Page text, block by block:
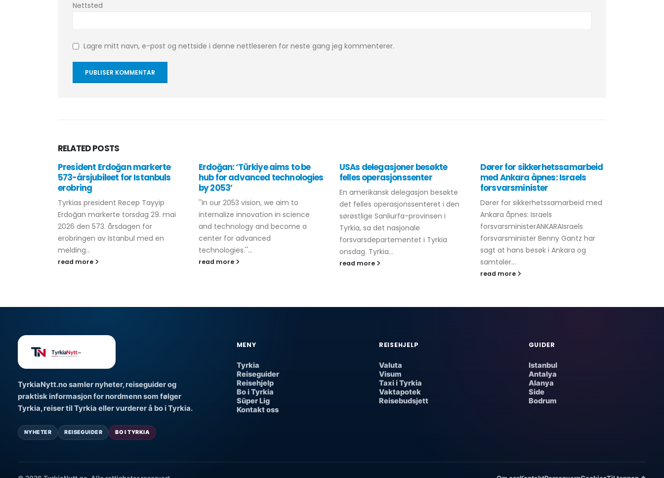
Nettsted
Lagre mitt navn, e-post og nettside i denne nettleseren for neste gang jeg kommenterer.
RELATEDPOSTS
President Erdoğan markerte
573-årsjubileet for Istanbuls
erobring
Tyrkias president Recep Tayyip
Erdoğan markerte torsdag 29. mai
2026 den 573. årsdagen for
erobringen av Istanbul med en
melding...
read more
Erdoğan: ‘Türkiye aims to be
hub for advanced technologies
by 2053’
''In our 2053 vision, we aim to
internalize innovation in science
and technology and become a
center for advanced
technologies.''...
read more
USAs delegasjoner besøkte
felles operasjonssenter
En amerikansk delegasjon besøkte
det felles operasjonssenteret i den
sørøstlige Sanliurfa-provinsen i
Tyrkia, sa det nasjonale
forsvarsdepartementet i Tyrkia
onsdag. Tyrkia...
read more
Dører for sikkerhetssamarbeid
med Ankara åpnes: Israels
forsvarsminister
Dører for sikkerhetssamarbeid med
Ankara åpnes: Israels
forsvarsministerANKARAIsraels
forsvarsminister Benny Gantz har
sagt at hans besøk i Ankara og
samtaler...
read more
TyrkiaNytt.no samler nyheter, reiseguider og
praktisk informasjon for nordmenn som følger
Tyrkia, reiser til Tyrkia eller vurderer å bo i Tyrkia.
NYHETER REISEGUIDER BO I TYRKIA
MENY
Tyrkia
Reiseguider
Reisehjelp
Bo i Tyrkia
Süper Lig
Kontakt oss
REISEHJELP
Valuta
Visum
Taxi i Tyrkia
Vaktapotek
Reisebudsjett
GUIDER
Istanbul
Antalya
Alanya
Side
Bodrum